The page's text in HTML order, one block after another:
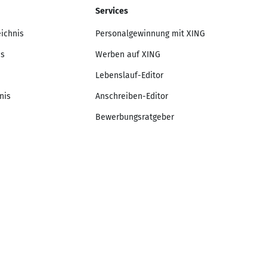
Services
Personalgewinnung mit XING
Werben auf XING
Lebenslauf-Editor
Anschreiben-Editor
Bewerbungsratgeber